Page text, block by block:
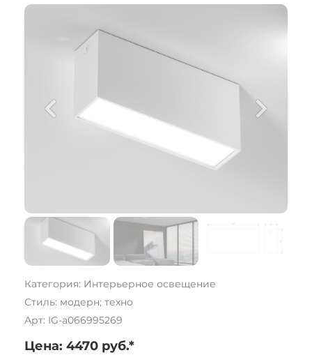
Категория: Интерьерное освещение
Стиль: модерн; техно
Арт: IG-a066995269
Цена: 4470 руб.*